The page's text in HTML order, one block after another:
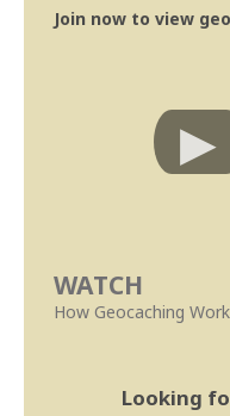
Join now to view
WATCH
How Geocaching
Looking